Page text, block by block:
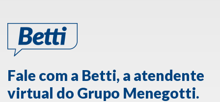
Fale com a Betti, a atendente
virtual do Grupo Menegotti.